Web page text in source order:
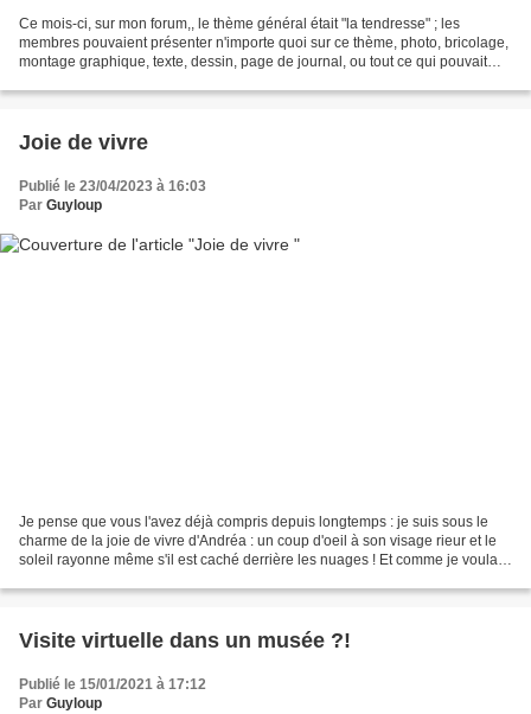
Ce mois-ci, sur mon forum,, le thème général était "la tendresse" ; les
membres pouvaient présenter n'importe quoi sur ce thème, photo, bricolage,
montage graphique, texte, dessin, page de journal, ou tout ce qui pouvait
Joie de vivre
Publié le 23/04/2023 à 16:03
Par Guyloup
Je pense que vous l'avez déjà compris depuis longtemps : je suis sous le
charme de la joie de vivre d'Andréa : un coup d'oeil à son visage rieur et le
soleil rayonne même s'il est caché derrière les nuages ! Et comme je voulais
Visite virtuelle dans un musée ?!
Publié le 15/01/2021 à 17:12
Par Guyloup